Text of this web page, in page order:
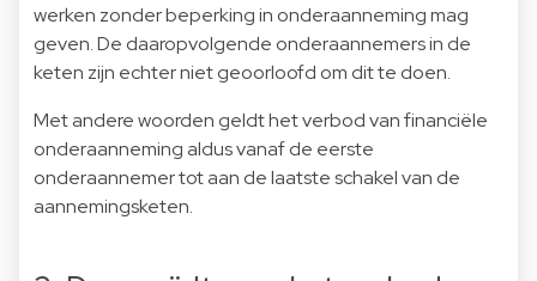
werken zonder beperking in onderaanneming mag
geven. De daaropvolgende onderaannemers in de
keten zijn echter niet geoorloofd om dit te doen.
Met andere woorden geldt het verbod van financiële
onderaanneming aldus vanaf de eerste
onderaannemer tot aan de laatste schakel van de
aannemingsketen.